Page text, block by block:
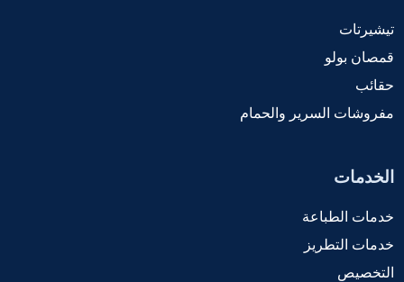
تيشيرتات
قمصان بولو
حقائب
مفروشات السرير والحمام
الخدمات
خدمات الطباعة
خدمات التطريز
التخصيص